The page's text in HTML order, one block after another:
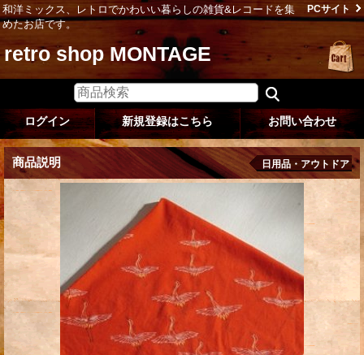
和洋ミックス、レトロでかわいい暮らしの雑貨&レコードを集
めたお店です。
PCサイト
retro shop MONTAGE
ログイン 新規登録はこちら お問い合わせ
商品説明 日用品・アウトドア